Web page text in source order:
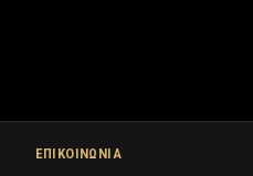
ΕΠΙΚΟΙΝΩΝΙΑ